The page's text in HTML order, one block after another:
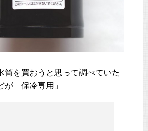
筒を買おうと思って調べていた
が「保冷専用」